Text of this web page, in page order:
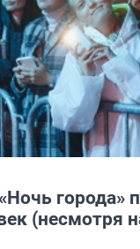
города»
(несмотря